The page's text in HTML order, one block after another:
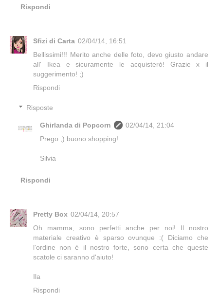
Rispondi
Sfizi di Carta 02/04/14, 16:51
Bellissimi!!! Merito anche delle foto, devo giusto andare
all' Ikea e sicuramente le acquisterò! Grazie x il
suggerimento! ;)
Rispondi
Risposte
Ghirlanda di Popcorn
02/04/14, 21:04
Prego ;) buono shopping!
Silvia
Rispondi
Pretty Box 02/04/14, 20:57
Oh mamma, sono perfetti anche per noi! Il nostro
materiale creativo è sparso ovunque :( Diciamo che
l'ordine non è il nostro forte, sono certa che queste
scatole ci saranno d'aiuto!
Ila
Rispondi